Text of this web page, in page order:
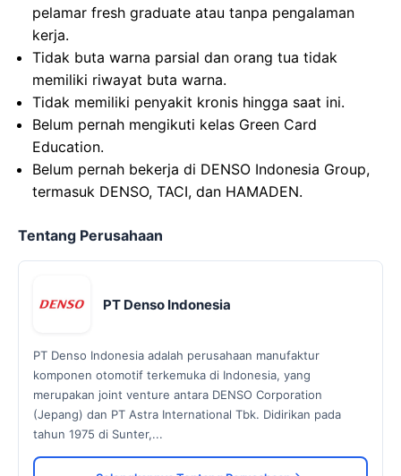
pelamar fresh graduate atau tanpa pengalaman
kerja.
Tidak buta warna parsial dan orang tua tidak
memiliki riwayat buta warna.
Tidak memiliki penyakit kronis hingga saat ini.
Belum pernah mengikuti kelas Green Card
Education.
Belum pernah bekerja di DENSO Indonesia Group,
termasuk DENSO, TACI, dan HAMADEN.
Tentang Perusahaan
PT Denso Indonesia
PT Denso Indonesia adalah perusahaan manufaktur
komponen otomotif terkemuka di Indonesia, yang
merupakan joint venture antara DENSO Corporation
(Jepang) dan PT Astra International Tbk. Didirikan pada
tahun 1975 di Sunter,...